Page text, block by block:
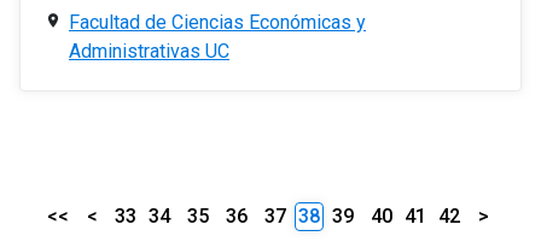
Facultad de Ciencias Económicas y
Administrativas UC
<< < 33 34 35 36 37 38 39 40 41 42 >